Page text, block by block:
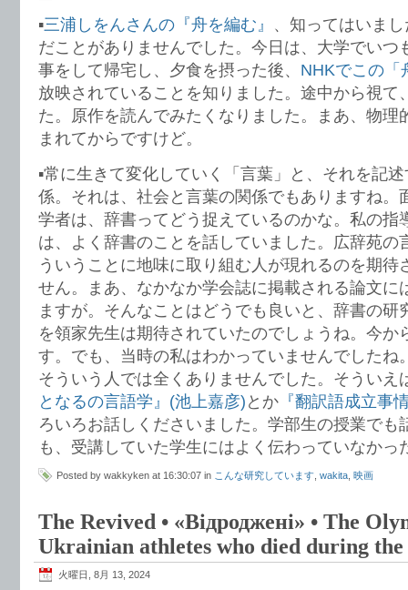
▪️三浦しをんさんの『舟を編む』 、知ってはいま
だことがありませんでした。今日は、大学でいつ
事をして帰宅し、夕食を摂った後、 NHKでこの「
放映されていることを知りました。途中から視て
た。原作を読んでみたくなりました。まあ、物理
まれてからですけど。
▪️常に生きて変化していく「言葉」と、それを記
係。それは、社会と言葉の関係でもありますね。
学者は、辞書ってどう捉えているのかな。私の指
は、よく辞書のことを話していました。広辞苑の
ういうことに地味に取り組む人が現れるのを期待
せん。まあ、なかなか学会誌に掲載される論文に
ますが。そんなことはどうでも良いと、辞書の研
を領家先生は期待されていたのでしょうね。今か
す。でも、当時の私はわかっていませんでしたね
そういう人では全くありませんでした。そういえ
となるの言語学』(池上嘉彦) とか 『翻訳語成立事
ろいろお話しくださいました。学部生の授業でも
も、受講していた学生にはよく伝わっていなかっ
Posted by wakkyken at 16:30:07 in こんな研究しています wakita 映画
The Revived • «Відроджені» • The
Ukrainian athletes who died during
火曜日, 8月 13, 2024